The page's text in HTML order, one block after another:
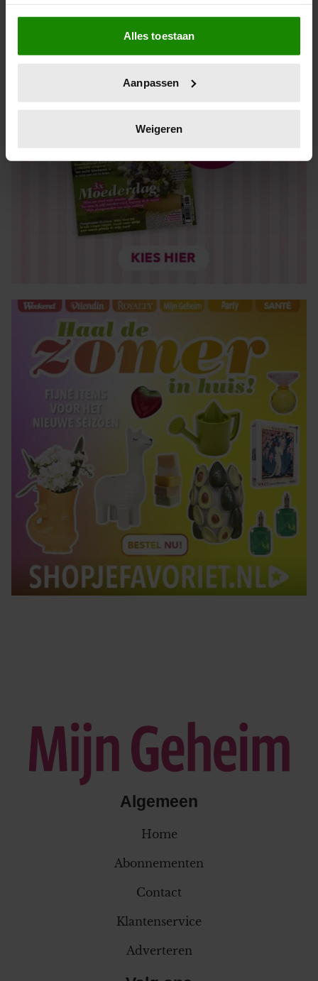
Als u het toestaat, willen we ook graag:
Informatie verzamelen over uw geografische locatie,
die tot een paar meter nauwkeurig kan zijn
op specifieke eigenschappen (fingerprinting)
verwerkt en stel uw voorkeuren in het
intrekken in de Cookieverklaring.
We gebruiken cookies om content en advertenties te
personaliseren, om functies voor social media te bieden
en om ons websiteverkeer te analyseren. Ook delen we
partners voor social media, adverteren en analyse. Deze
verzameld op basis van uw gebruik van hun services. U
gaat akkoord met onze cookies als u onze website blijft
gebruiken.
Alles toestaan
Aanpassen
Weigeren
Algemeen
Home
Abonnementen
Contact
Klantenservice
Adverteren